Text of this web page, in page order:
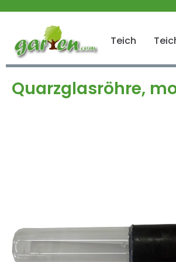
Zur Hauptnavigation
Teich
Quarzglasröhre,